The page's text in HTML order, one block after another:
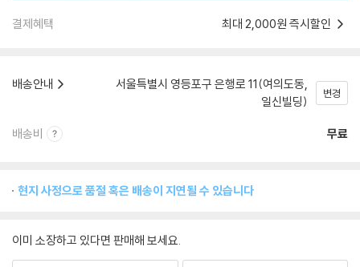
결제혜택 최대 2,000원 즉시할인
배송안내
서울특별시 영등포구 은행로 11(여의도동,
일신빌딩)
변경
배송비 무료
현지 사정으로 품절 혹은 배송이 지연될 수 있습니다
이미 소장하고 있다면 판매해 보세요.